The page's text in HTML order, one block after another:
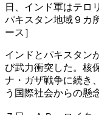
日、インド軍はテロ
パキスタン地域９カ
ース］
インドとパキスタン
び武力衝突した。核
ナ・ガザ戦争に続き
う国際社会からの懸